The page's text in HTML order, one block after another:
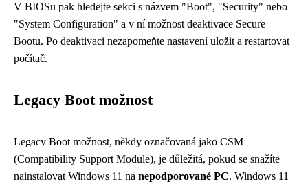
V BIOSu pak hledejte sekci s názvem "Boot", "Security" nebo
"System Configuration" a v ní možnost deaktivace Secure
Bootu. Po deaktivaci nezapomeňte nastavení uložit a restartovat
počítač.
Legacy Boot možnost
Legacy Boot možnost, někdy označovaná jako CSM
(Compatibility Support Module), je důležitá, pokud se snažíte
nainstalovat Windows 11 na nepodporované PC. Windows 11